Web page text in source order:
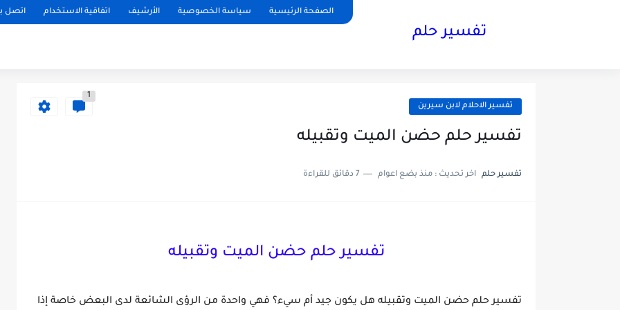
الصفحة الرئيسية سياسة الخصوصية الأرشيف اتفاقية الاستخدام اتصل
تفسير حلم
تفسير الاحلام لابن سيرين
1
تفسير حلم حضن الميت وتقبيله
تفسير حلم اخر تحديث : منذ بضع اعوام 7 دقائق للقراءة
تفسير حلم حضن الميت وتقبيله
تفسير حلم حضن الميت وتقبيله هل يكون جيد أم سيء؟ فهي واحدة من الرؤى الشائعة لدى البعض خاصة إذا